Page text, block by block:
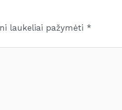
laukeliai pažymėti *